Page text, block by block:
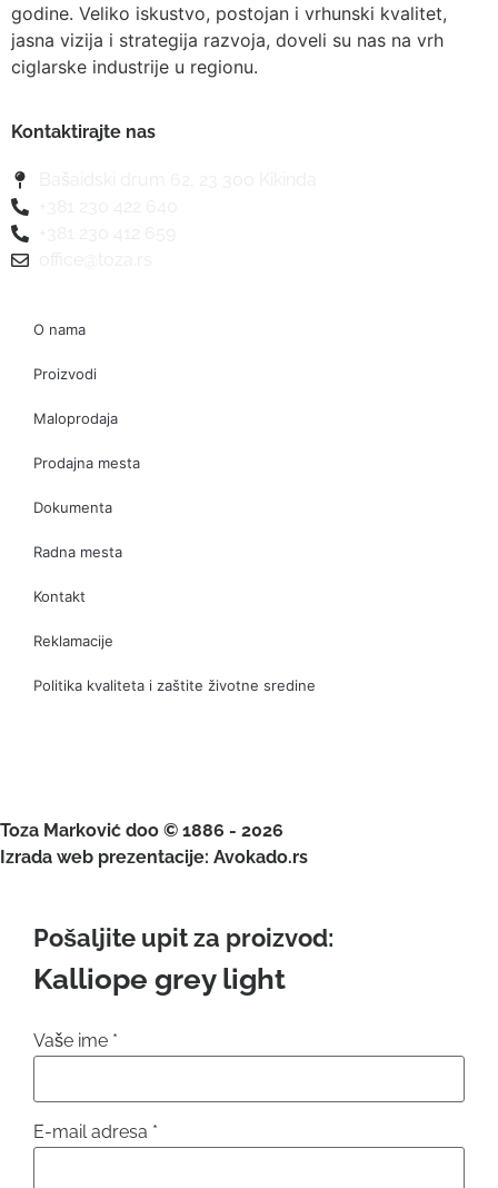
godine. Veliko iskustvo, postojan i vrhunski kvalitet,
jasna vizija i strategija razvoja, doveli su nas na vrh
ciglarske industrije u regionu.
Kontaktirajte nas
O nama
Proizvodi
Maloprodaja
Prodajna mesta
Dokumenta
Radna mesta
Kontakt
Reklamacije
Politika kvaliteta i zaštite životne sredine
Toza Marković doo © 1886 - 2026
Izrada web prezentacije: Avokado.rs
Pošaljite upit za proizvod:
Kalliope grey light
Vaše ime *
E-mail adresa *